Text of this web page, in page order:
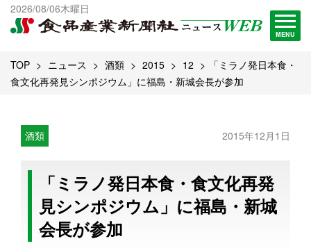
2026/08/06木曜日
MENU
出版物一覧へ
試読・購読申し込み
TOP ニュース 酒類 2015 12
「ミラノ発日本食・
食文化再発見シンポジウム」に福島・新城会長が参加
酒類 2015年12月1日
「ミラノ発日本食・食文化再発
見シンポジウム」に福島・新城
会長が参加